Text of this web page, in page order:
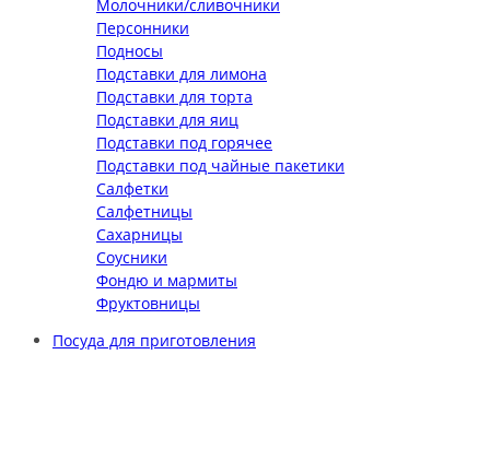
Молочники/сливочники
Персонники
Подносы
Подставки для лимона
Подставки для торта
Подставки для яиц
Подставки под горячее
Подставки под чайные пакетики
Салфетки
Салфетницы
Сахарницы
Соусники
Фондю и мармиты
Фруктовницы
Посуда для приготовления